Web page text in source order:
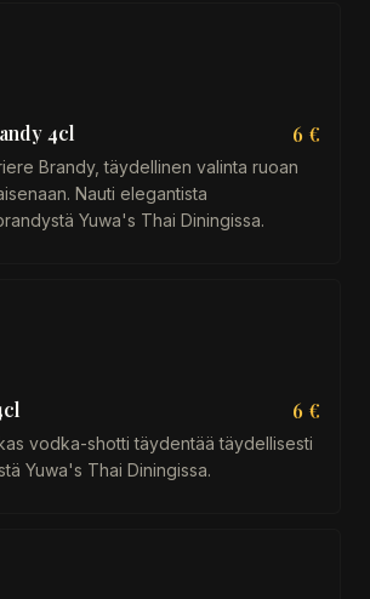
4cl 6 €
Brandy, täydellinen valinta ruoan
Nauti elegantista
Yuwa's Thai Diningissa.
6 €
vodka-shotti täydentää täydellisesti
Yuwa's Thai Diningissa.